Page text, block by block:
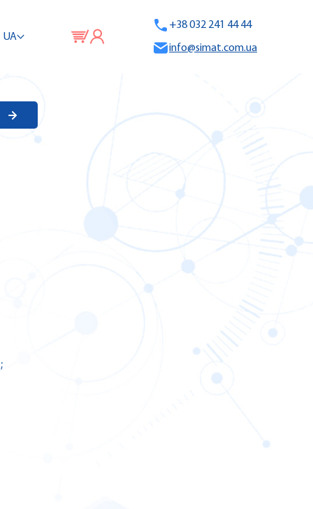
UA
+38 032 241 44 44
info@simat.com.ua